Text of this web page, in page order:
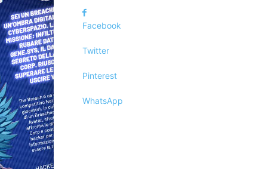
Facebook
Twitter
Pinterest
WhatsApp